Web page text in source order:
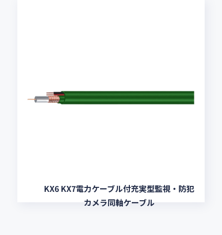
KX6 KX7電力ケーブル付充実型監視・防犯
カメラ同軸ケーブル